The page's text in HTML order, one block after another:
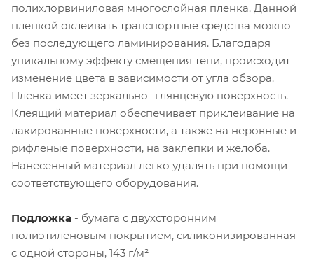
полихлорвиниловая многослойная пленка. Данной
пленкой оклеивать транспортные средства можно
без последующего ламинирования. Благодаря
уникальному эффекту смещения тени, происходит
изменение цвета в зависимости от угла обзора.
Пленка имеет зеркально- глянцевую поверхность.
Клеящий материал обеспечивает приклеивание на
лакированные поверхности, а также на неровные и
рифленые поверхности, на заклепки и желоба.
Нанесенный материал легко удалять при помощи
соответствующего оборудования.
Подложка - бумага с двухсторонним
полиэтиленовым покрытием, силиконизированная
с одной стороны, 143 г/м²